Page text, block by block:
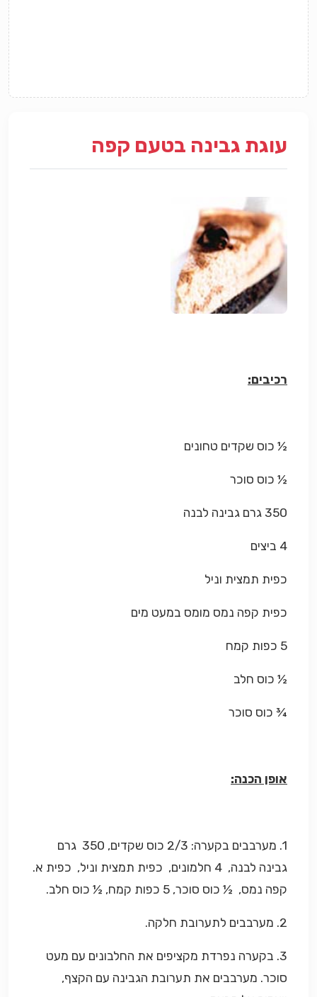
עוגת גבינה בטעם קפה
רכיבים:
½ כוס שקדים טחונים
½ כוס סוכר
350 גרם גבינה לבנה
4 ביצים
כפית תמצית וניל
כפית קפה נמס מומס במעט מים
5 כפות קמח
½ כוס חלב
¾ כוס סוכר
אופן הכנה:
1. מערבבים בקערה: 2/3 כוס שקדים, 350 גרם
גבינה לבנה, 4 חלמונים, כפית תמצית וניל, כפית א.
קפה נמס, ½ כוס סוכר, 5 כפות קמח, ½ כוס חלב.
2. מערבבים לתערובת חלקה.
3. בקערה נפרדת מקציפים את החלבונים עם מעט
סוכר. מערבבים את תערובת הגבינה עם הקצף,